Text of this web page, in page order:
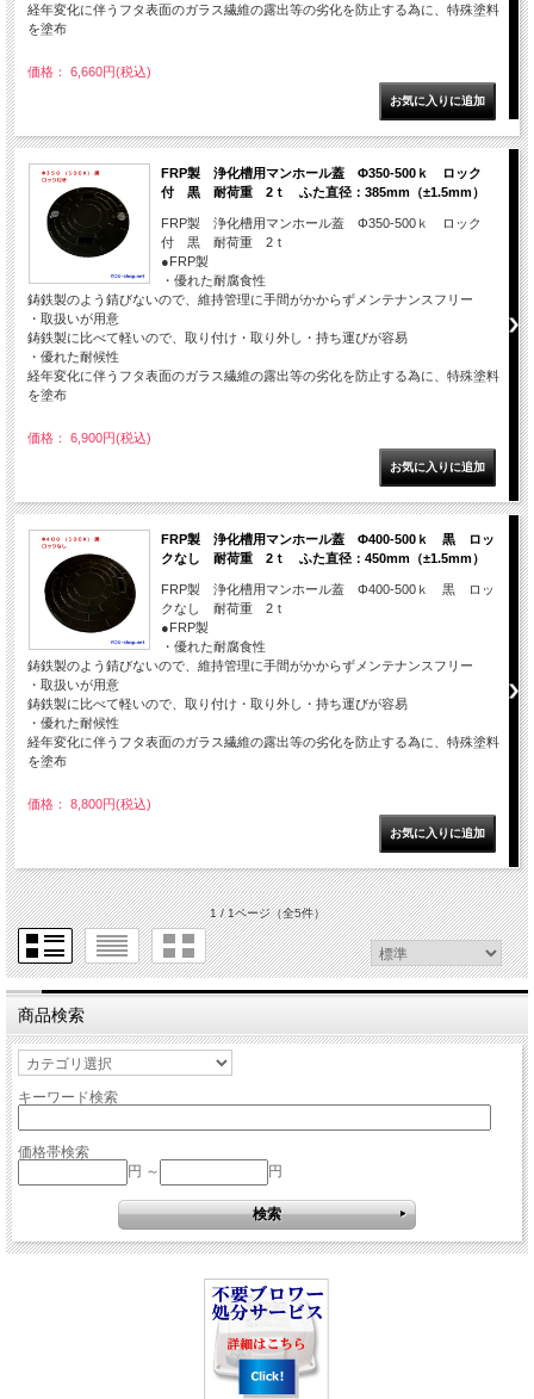
経年変化に伴うフタ表面のガラス繊維の露出等の劣化を防止する為に、特殊塗料
を塗布
価格： 6,660円(税込)
FRP製 浄化槽用マンホール蓋 Φ350-500ｋ ロック
付 黒 耐荷重 2ｔ ふた直径：385mm（±1.5mm）
FRP製 浄化槽用マンホール蓋 Φ350-500ｋ ロック
付 黒 耐荷重 2ｔ
●FRP製
・優れた耐腐食性
鋳鉄製のよう錆びないので、維持管理に手間がかからずメンテナンスフリー
・取扱いが用意
鋳鉄製に比べて軽いので、取り付け・取り外し・持ち運びが容易
・優れた耐候性
経年変化に伴うフタ表面のガラス繊維の露出等の劣化を防止する為に、特殊塗料
を塗布
価格： 6,900円(税込)
FRP製 浄化槽用マンホール蓋 Φ400-500ｋ 黒 ロッ
クなし 耐荷重 2ｔ ふた直径：450mm（±1.5mm）
FRP製 浄化槽用マンホール蓋 Φ400-500ｋ 黒 ロッ
クなし 耐荷重 2ｔ
●FRP製
・優れた耐腐食性
鋳鉄製のよう錆びないので、維持管理に手間がかからずメンテナンスフリー
・取扱いが用意
鋳鉄製に比べて軽いので、取り付け・取り外し・持ち運びが容易
・優れた耐候性
経年変化に伴うフタ表面のガラス繊維の露出等の劣化を防止する為に、特殊塗料
を塗布
価格： 8,800円(税込)
1 / 1ページ（全5件）
商品検索
キーワード検索
価格帯検索
円 ～
円